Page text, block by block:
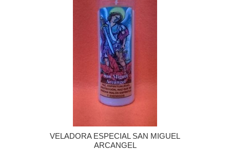
VELADORA ESPECIAL SAN MIGUEL
ARCANGEL